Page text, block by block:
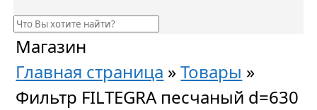
Магазин
Главная страница »Товары »
Фильтр FILTEGRA песчаный d=630